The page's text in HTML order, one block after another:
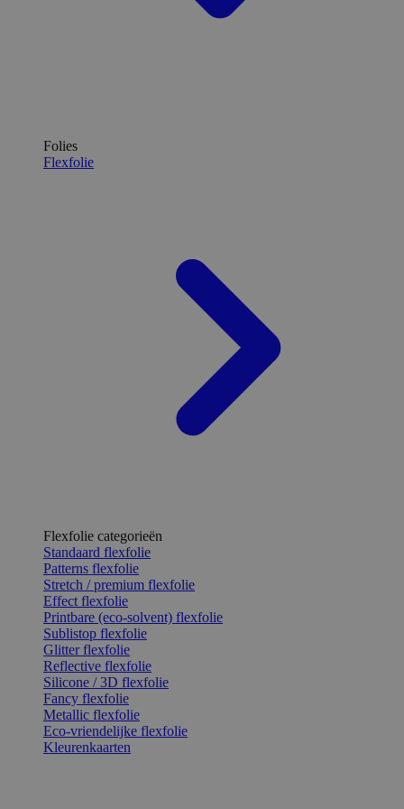
Folies
Flexfolie
Flexfolie categorieën
Standaard flexfolie
Patterns flexfolie
Stretch / premium flexfolie
Effect flexfolie
Printbare (eco-solvent) flexfolie
Sublistop flexfolie
Glitter flexfolie
Reflective flexfolie
Silicone / 3D flexfolie
Fancy flexfolie
Metallic flexfolie
Eco-vriendelijke flexfolie
Kleurenkaarten